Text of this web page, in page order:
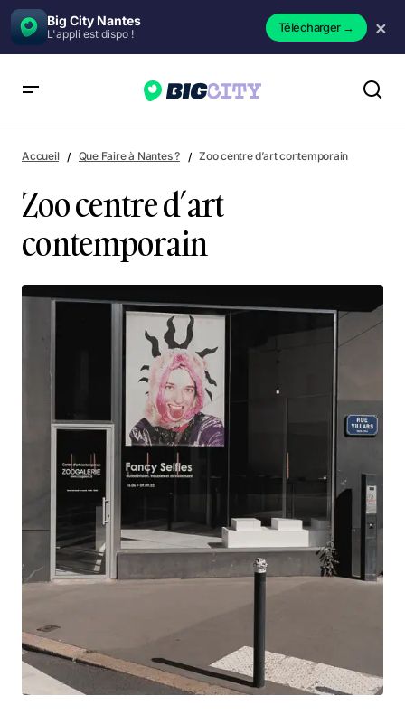
Big City Nantes
L'appli est dispo ! Télécharger→ ×
Accueil Que Faire à Nantes ? Zoo centre d’art contemporain
Zoo centre d’art
contemporain